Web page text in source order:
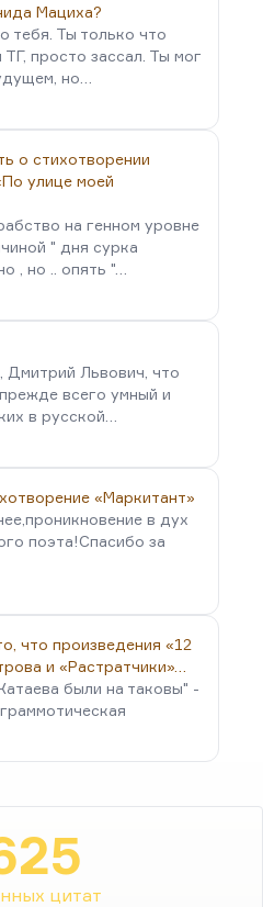
Мациха?
тебя. Ты только что
просто зассал. Ты мог
но…
о стихотворении
улице моей
на генном уровне
" дня сурка
, но .. опять "…
Дмитрий Львович, что
всего умный и
в русской…
«Маркитант»
в дух
поэта!Спасибо за
что произведения «12
и «Растратчики»…
были на таковы" -
цитат